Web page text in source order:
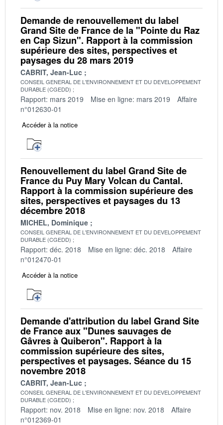
Demande de renouvellement du label
Grand Site de France de la "Pointe du Raz
en Cap Sizun". Rapport à la commission
supérieure des sites, perspectives et
paysages du 28 mars 2019
CABRIT, Jean-Luc
CONSEIL GENERAL DE L'ENVIRONNEMENT ET DU DEVELOPPEMENT
DURABLE (CGEDD)
Rapport: mars 2019 Mise en ligne: mars 2019
Affaire
n°012630-01
Accéder à la notice
Renouvellement du label Grand Site de
France du Puy Mary Volcan du Cantal.
Rapport à la commission supérieure des
sites, perspectives et paysages du 13
décembre 2018
MICHEL, Dominique
CONSEIL GENERAL DE L'ENVIRONNEMENT ET DU DEVELOPPEMENT
DURABLE (CGEDD)
Rapport: déc. 2018 Mise en ligne: déc. 2018
Affaire
n°012470-01
Accéder à la notice
Demande d'attribution du label Grand Site
de France aux "Dunes sauvages de
Gâvres à Quiberon". Rapport à la
commission supérieure des sites,
perspectives et paysages. Séance du 15
novembre 2018
CABRIT, Jean-Luc
CONSEIL GENERAL DE L'ENVIRONNEMENT ET DU DEVELOPPEMENT
DURABLE (CGEDD)
Rapport: nov. 2018 Mise en ligne: nov. 2018
Affaire
n°012369-01